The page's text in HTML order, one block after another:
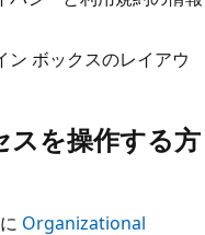
ン ボックスのレイアウ
スを操作する方
に Organizational